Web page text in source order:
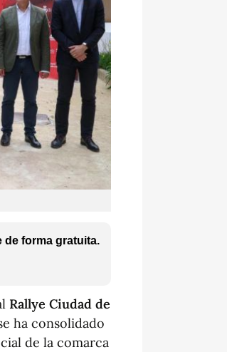
de forma gratuita.
Rallye Ciudad de
ha consolidado
de la comarca